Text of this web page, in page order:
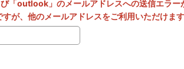
「outlook」のメールアドレスへの送信エラー
が、他のメールアドレスをご利用いただけま